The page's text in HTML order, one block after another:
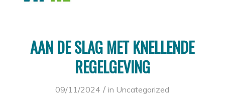
AAN DE SLAG MET KNELLENDE
REGELGEVING
09/11/2024 / in Uncategorized